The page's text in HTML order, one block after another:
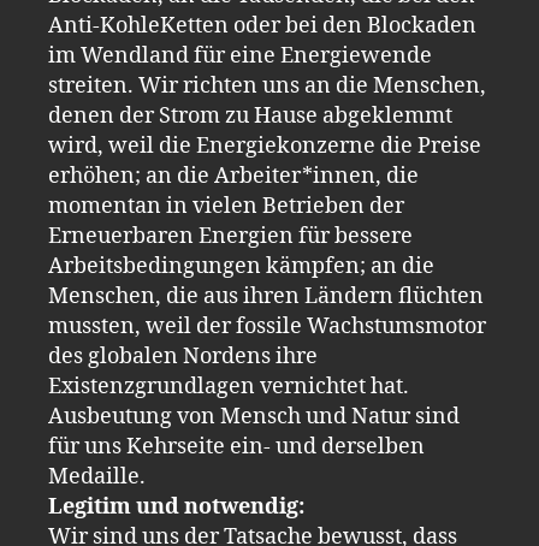
Anti-KohleKetten oder bei den Blockaden
im Wendland für eine Energiewende
streiten. Wir richten uns an die Menschen,
denen der Strom zu Hause abgeklemmt
wird, weil die Energiekonzerne die Preise
erhöhen; an die Arbeiter*innen, die
momentan in vielen Betrieben der
Erneuerbaren Energien für bessere
Arbeitsbedingungen kämpfen; an die
Menschen, die aus ihren Ländern flüchten
mussten, weil der fossile Wachstumsmotor
des globalen Nordens ihre
Existenzgrundlagen vernichtet hat.
Ausbeutung von Mensch und Natur sind
für uns Kehrseite ein- und derselben
Medaille.
Legitim und notwendig:
Wir sind uns der Tatsache bewusst, dass